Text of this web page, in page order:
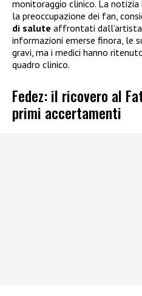
monitoraggio clinico. La
la preoccupazione dei fan,
di salute affrontati dall’artista
informazioni emerse finora, le
gravi, ma i medici hanno
quadro clinico.
Fedez: il ricovero al
primi accertamenti